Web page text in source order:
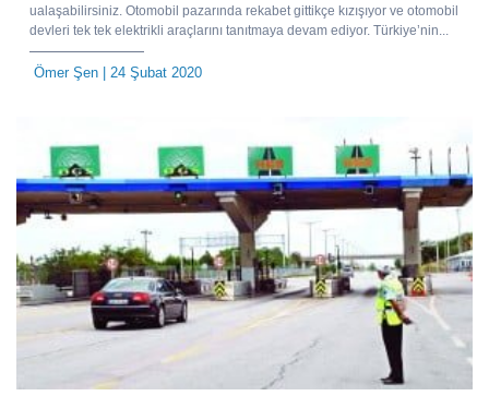
ualaşabilirsiniz. Otomobil pazarında rekabet gittikçe kızışıyor ve otomobil
devleri tek tek elektrikli araçlarını tanıtmaya devam ediyor. Türkiye’nin...
Ömer Şen | 24 Şubat 2020